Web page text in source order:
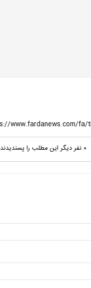
۰ نفر دیگر این مطلب را پسندیدند